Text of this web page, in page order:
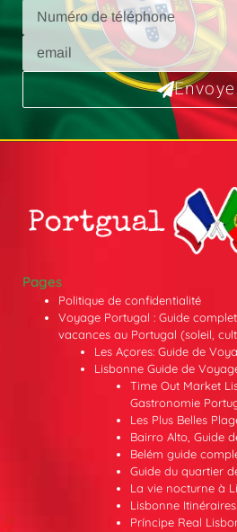
Pages
Politique de confidentialité
Voyage Portugal : Guide
vacances au Portugal (soleil,
Les Açores: Guide de
Lisbonne Guide de
Time Out Market
Gastronomie
Les Plus Belles
Bairro Alto, Guide
Belém guide
Guide du quartier
La vie nocturne à
Lisbonne
Príncipe Real